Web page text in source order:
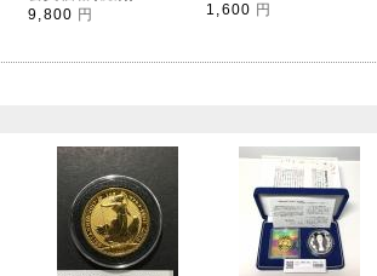
9,800 円
1,600 円